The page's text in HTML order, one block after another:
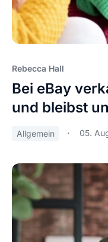
Rebecca Hall
Bei eBay
und bleibst
Allgemein 05.